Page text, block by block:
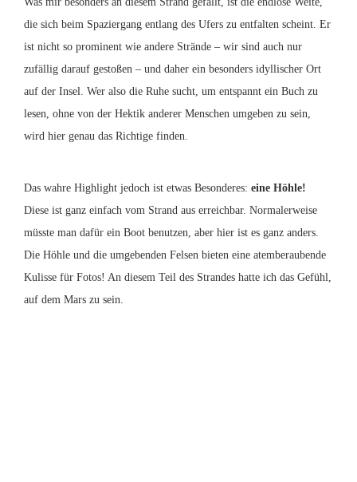
die sich beim Spaziergang entlang des Ufers zu entfalten scheint. Er
ist nicht so prominent wie andere Strände – wir sind auch nur
zufällig darauf gestoßen – und daher ein besonders idyllischer Ort
auf der Insel. Wer also die Ruhe sucht, um entspannt ein Buch zu
lesen, ohne von der Hektik anderer Menschen umgeben zu sein,
wird hier genau das Richtige finden.
Das wahre Highlight jedoch ist etwas Besonderes: eine Höhle!
Diese ist ganz einfach vom Strand aus erreichbar. Normalerweise
müsste man dafür ein Boot benutzen, aber hier ist es ganz anders.
Die Höhle und die umgebenden Felsen bieten eine atemberaubende
Kulisse für Fotos! An diesem Teil des Strandes hatte ich das Gefühl,
auf dem Mars zu sein.